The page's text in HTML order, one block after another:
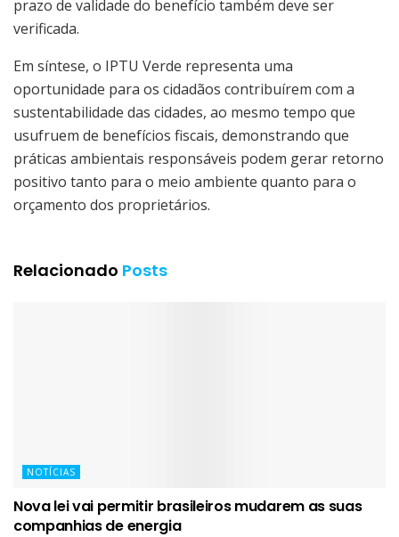
prazo de validade do benefício também deve ser
verificada.
Em síntese, o IPTU Verde representa uma
oportunidade para os cidadãos contribuírem com a
sustentabilidade das cidades, ao mesmo tempo que
usufruem de benefícios fiscais, demonstrando que
práticas ambientais responsáveis podem gerar retorno
positivo tanto para o meio ambiente quanto para o
orçamento dos proprietários.
Relacionado Posts
NOTÍCIAS
Nova lei vai permitir brasileiros mudarem as suas
companhias de energia